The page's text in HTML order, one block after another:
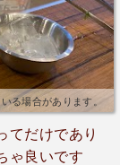
る場合があります。
てだけであり
ゃ良いです